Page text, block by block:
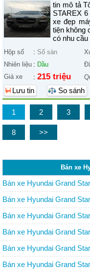
tin mô tả
STAREX
xe đẹp
tiện không
có nhu
Hộp số : Số sàn
Nhiên liệu : Dầu
Giá xe
: 215 triệu
Lưu tin So sánh
1 2 3
8 >>
Bán xe
Bán xe Hyundai Grand
Bán xe Hyundai Grand
Bán xe Hyundai Grand
Bán xe Hyundai Grand
Bán xe Hyundai Grand
Bán xe Hyundai Grand